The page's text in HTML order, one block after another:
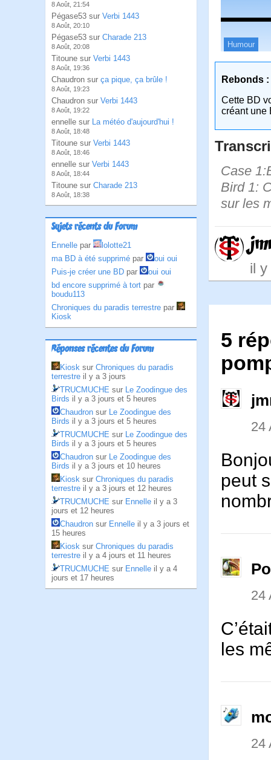
8 Août, 21:54
Pégase53 sur Verbi 1443
8 Août, 20:10
Pégase53 sur Charade 213
8 Août, 20:08
Titoune sur Verbi 1443
8 Août, 19:36
Chaudron sur ça pique, ça brûle !
8 Août, 19:23
Chaudron sur Verbi 1443
8 Août, 19:22
ennelle sur La météo d'aujourd'hui !
8 Août, 18:48
Titoune sur Verbi 1443
8 Août, 18:46
ennelle sur Verbi 1443
8 Août, 18:44
Titoune sur Charade 213
8 Août, 18:38
Sujets récents du Forum
Ennelle par
lolotte21
ma BD à été supprimé par
oui oui
Puis-je créer une BD par
oui oui
bd encore supprimé à tort par
boudu113
Chroniques du paradis terrestre par
Kiosk
Réponses récentes du Forum
Kiosk sur Chroniques du paradis
terrestre il y a 3 jours
TRUCMUCHE sur Le Zoodingue des
Birds il y a 3 jours et 5 heures
Chaudron sur Le Zoodingue des
Birds il y a 3 jours et 5 heures
TRUCMUCHE sur Le Zoodingue des
Birds il y a 3 jours et 5 heures
Chaudron sur Le Zoodingue des
Birds il y a 3 jours et 10 heures
Kiosk sur Chroniques du paradis
terrestre il y a 3 jours et 12 heures
TRUCMUCHE sur Ennelle il y a 3
jours et 12 heures
Chaudron sur Ennelle il y a 3 jours et
15 heures
Kiosk sur Chroniques du paradis
terrestre il y a 4 jours et 11 heures
TRUCMUCHE sur Ennelle il y a 4
jours et 17 heures
Humour
Rebonds :
Cette BD
créant une
Case
Bird 1:
sur les
il
5
24
peut
24
les
24